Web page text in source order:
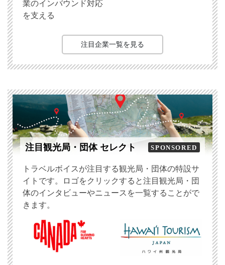
業のインバウンド対応
を支える
注目企業一覧を見る
注目観光局・団体 セレクト SPONSORED
トラベルボイスが注目する観光局・団体の特設サ
イトです。ロゴをクリックすると注目観光局・団
体のインタビューやニュースを一覧することがで
きます。